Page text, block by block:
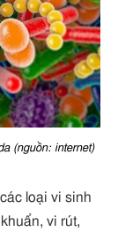
(nguồn: internet)
loại vi sinh
vi rút,